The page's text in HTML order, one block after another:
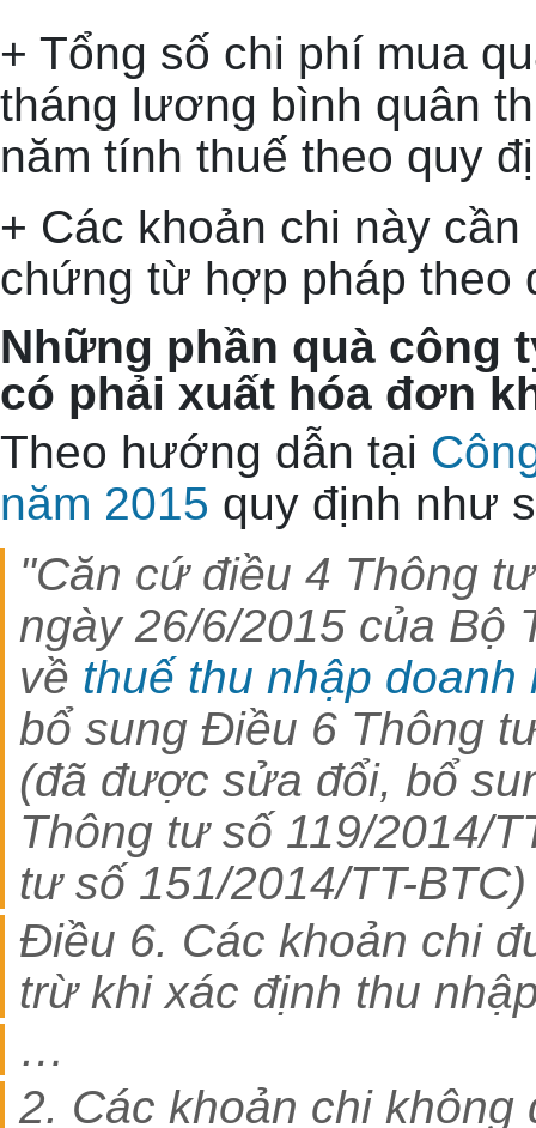
+ Tổng số chi phí mua
tháng lương bình quân
năm tính thuế theo quy
+ Các khoản chi này
chứng từ hợp pháp theo
Những phần quà công
có phải xuất hóa đơn
Theo hướng dẫn tại
năm 2015 quy định như
"Căn cứ điều 4 Thông
ngày 26/6/2015 của Bộ
về thuế thu nhập doanh
bổ sung Điều 6 Thông
(đã được sửa đổi, bổ
Thông tư số 119/2014/
tư số 151/2014/TT-
Điều 6. Các khoản chi
trừ khi xác định thu
…
2. Các khoản chi